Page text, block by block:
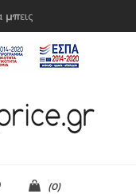
μπεις
(0)